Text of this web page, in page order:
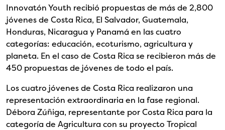
Innovatón Youth recibió propuestas de más de 2,800
jóvenes de Costa Rica, El Salvador, Guatemala,
Honduras, Nicaragua y Panamá en las cuatro
categorías: educación, ecoturismo, agricultura y
planeta. En el caso de Costa Rica se recibieron más de
450 propuestas de jóvenes de todo el país.
Los cuatro jóvenes de Costa Rica realizaron una
representación extraordinaria en la fase regional.
Débora Zúñiga, representante por Costa Rica para la
categoría de Agricultura con su proyecto Tropical